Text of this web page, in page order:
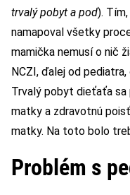
trvalý pobyt a pod).
namapoval všetky
mamička nemusí o nič
NCZI, ďalej od
Trvalý pobyt dieťaťa
matky a zdravotnú
matky. Na toto bolo
Problém s